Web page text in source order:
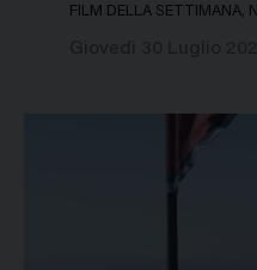
FILM DELLA SETTIMANA,